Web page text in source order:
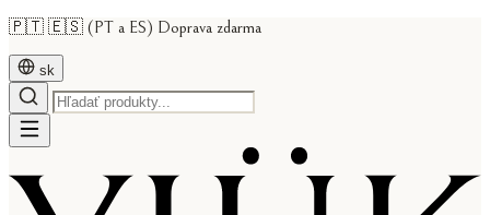
🇵🇹 🇪🇸 (PT a ES) Doprava zdarma
sk